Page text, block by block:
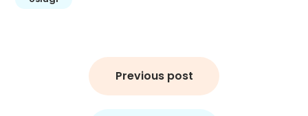
Previous post